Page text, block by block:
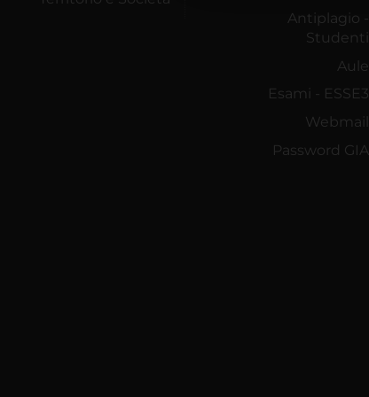
Antiplagio -
Studenti
Aule
Esami - ESSE3
Webmail
Password GIA